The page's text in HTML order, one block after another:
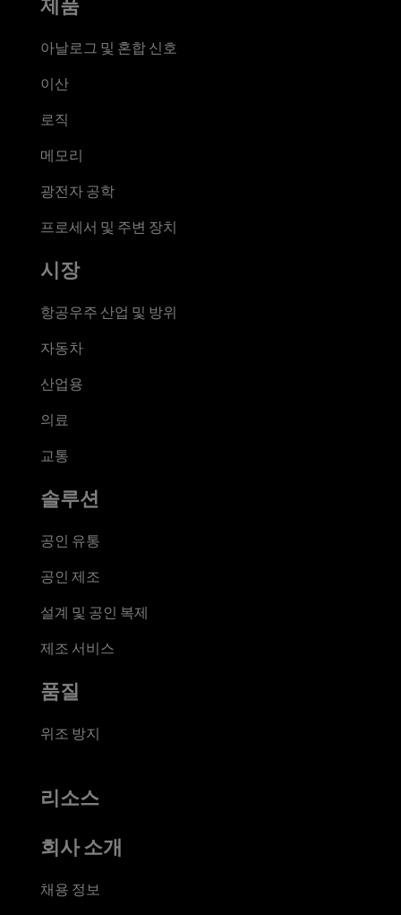
제품
아날로그 및 혼합 신호
이산
로직
메모리
광전자 공학
프로세서 및 주변 장치
시장
항공우주 산업 및 방위
자동차
산업용
의료
교통
솔루션
공인 유통
공인 제조
설계 및 공인 복제
제조 서비스
품질
위조 방지
리소스
회사 소개
채용 정보